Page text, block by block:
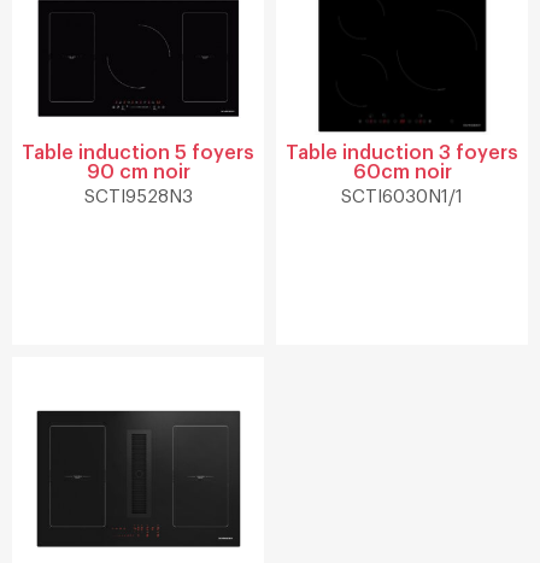
Table induction 5 foyers
90 cm noir
SCTI9528N3
Table induction 3 foyers
60cm noir
SCTI6030N1/1